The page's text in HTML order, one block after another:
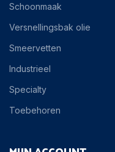
Schoonmaak
Versnellingsbak olie
Smeervetten
Industrieel
Specialty
Toebehoren